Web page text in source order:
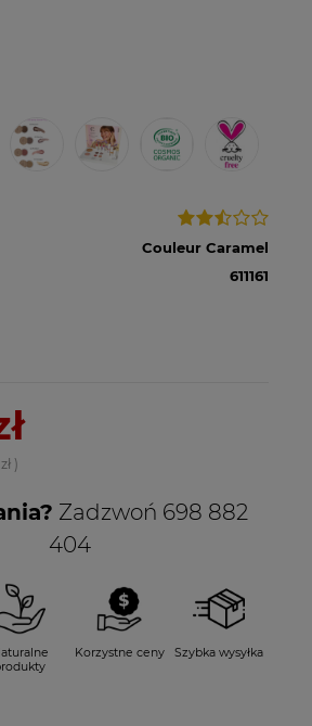
Couleur Caramel
611161
)
Zadzwoń 698 882
404
Korzystne ceny Szybka wysyłka